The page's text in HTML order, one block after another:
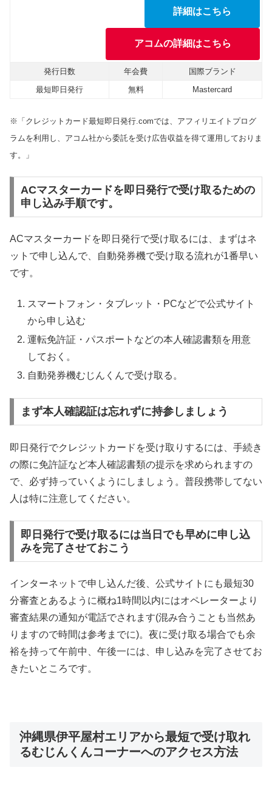
詳細はこちら
アコムの詳細はこちら
発行日数 年会費
国際ブランド
最短即日発行
無料 Mastercard
※「クレジットカード最短即日発行.comでは、アフィリエイトプログ
ラムを利用し、アコム社から委託を受け広告収益を得て運用しておりま
す。」
ACマスターカードを即日発行で受け取るための
申し込み手順です。
ACマスターカードを即日発行で受け取るには、まずはネ
ットで申し込んで、自動発券機で受け取る流れが1番早い
です。
スマートフォン・タブレット・PCなどで公式サイト
から申し込む
運転免許証・パスポートなどの本人確認書類を用意
しておく。
自動発券機むじんくんで受け取る。
まず本人確認証は忘れずに持参しましょう
即日発行でクレジットカードを受け取りするには、手続き
の際に免許証など本人確認書類の提示を求められますの
で、必ず持っていくようにしましょう。普段携帯してない
人は特に注意してください。
即日発行で受け取るには当日でも早めに申し込
みを完了させておこう
インターネットで申し込んだ後、公式サイトにも最短30
分審査とあるように概ね1時間以内にはオペレーターより
審査結果の通知が電話でされます(混み合うことも当然あ
りますので時間は参考までに)。夜に受け取る場合でも余
裕を持って午前中、午後一には、申し込みを完了させてお
きたいところです。
沖縄県伊平屋村エリアから最短で受け取れ
るむじんくんコーナーへのアクセス方法